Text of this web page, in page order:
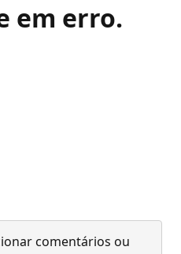
em erro.
comentários ou